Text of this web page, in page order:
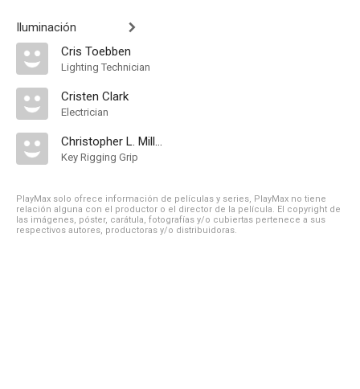
Iluminación
Cris Toebben
Lighting Technician
Cristen Clark
Electrician
Christopher L. Miller
Key Rigging Grip
PlayMax solo ofrece información de películas y series, PlayMax no tiene
relación alguna con el productor o el director de la película. El copyright de
las imágenes, póster, carátula, fotografías y/o cubiertas pertenece a sus
respectivos autores, productoras y/o distribuidoras.